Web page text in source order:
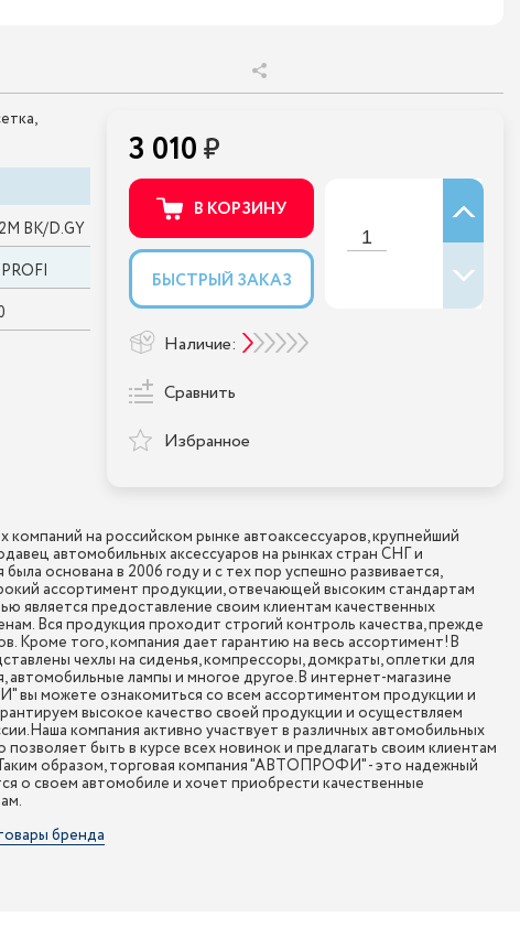
BK/D.GY
3 010
В КОРЗИНУ
БЫСТРЫЙ ЗАКАЗ
Наличие:
Сравнить
Избранное
на российском рынке автоаксессуаров, крупнейший
автомобильных аксессуаров на рынках стран СНГ и
основана в 2006 году и с тех пор успешно развивается,
ассортимент продукции, отвечающей высоким стандартам
является предоставление своим клиентам качественных
Вся продукция проходит строгий контроль качества, прежде
Кроме того, компания дает гарантию на весь ассортимент!В
чехлы на сиденья, компрессоры, домкраты, оплетки для
автомобильные лампы и многое другое.В интернет-магазине
можете ознакомиться со всем ассортиментом продукции и
высокое качество своей продукции и осуществляем
компания активно участвует в различных автомобильных
позволяет быть в курсе всех новинок и предлагать своим клиентам
образом, торговая компания "АВТОПРОФИ" - это надежный
о своем автомобиле и хочет приобрести качественные
бренда